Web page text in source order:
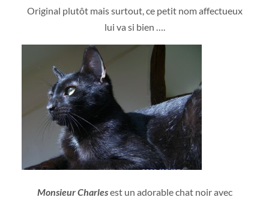
Original plutôt mais surtout, ce petit nom affectueux
lui va si bien ….
Monsieur Charlesest un adorable chat noir avec